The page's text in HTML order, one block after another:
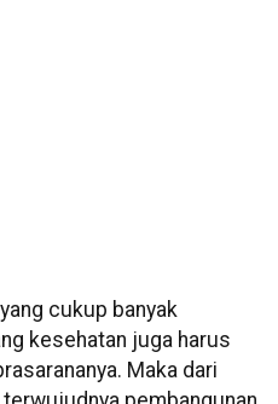
cukup banyak
kesehatan juga harus
Maka dari